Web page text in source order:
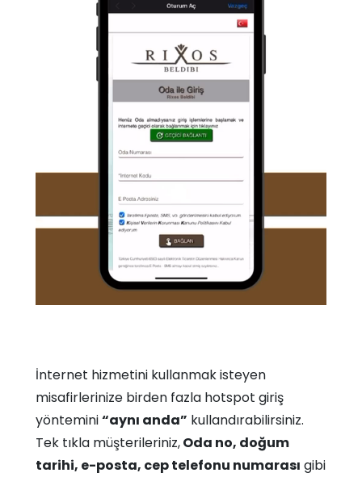
İnternet hizmetini kullanmak isteyen
misafirlerinize birden fazla hotspot giriş
yöntemini“aynı anda” kullandırabilirsiniz.
Tek tıkla müşterileriniz,Oda no, doğum
tarihi, e-posta, cep telefonu numarası gibi